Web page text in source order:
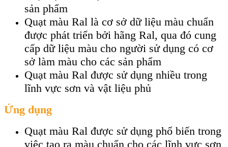
sản phẩm
Quạt màu Ral là cơ sở dữ liệu màu chuẩn
được phát triển bởi hãng Ral, qua đó cung
cấp dữ liệu màu cho người sử dụng có cơ
sở làm màu cho các sản phẩm
Quạt màu Ral được sử dụng nhiều trong
lĩnh vực sơn và vật liệu phủ
Ứng dụng
Quạt màu Ral được sử dụng phổ biến trong
việc tạo ra màu chuẩn cho các lĩnh vực sơn